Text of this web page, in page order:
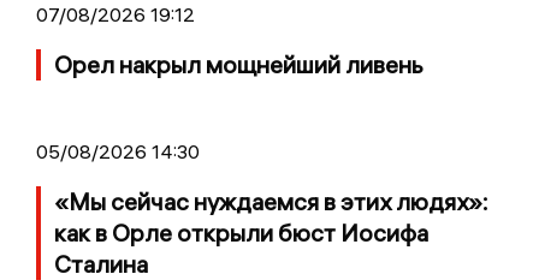
07/08/2026 19:12
Орел накрыл мощнейший ливень
05/08/2026 14:30
«Мы сейчас нуждаемся в этих людях»:
как в Орле открыли бюст Иосифа
Сталина